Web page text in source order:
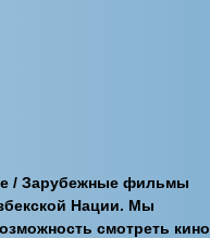
/ Зарубежные фильмы
Нации. Мы
смотреть